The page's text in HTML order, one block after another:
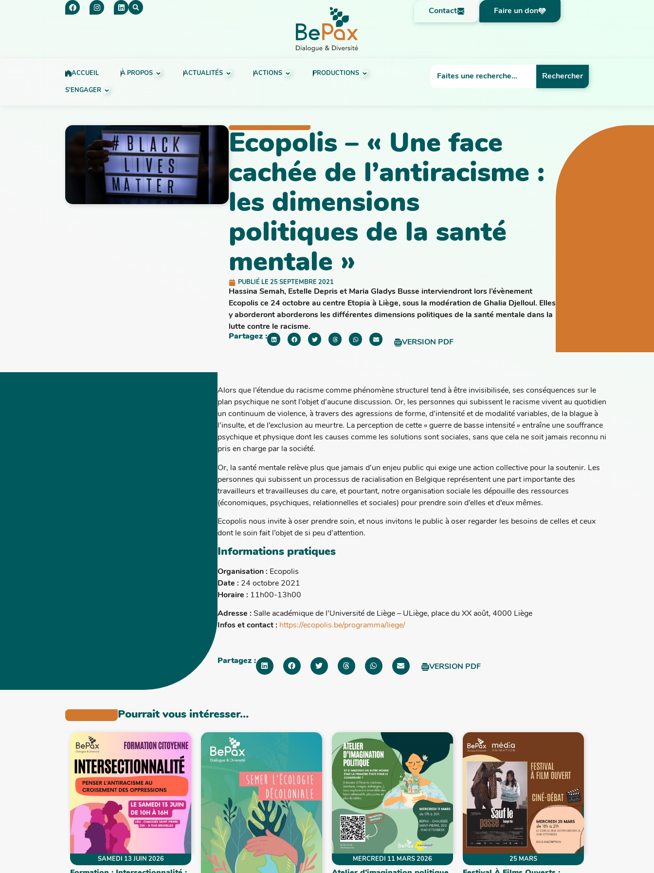
Contact Faire un don
ACCUEIL À PROPOS ACTUALITÉS ACTIONS PRODUCTIONS
S'ENGAGER
Rechercher
Ecopolis – « Une face
cachée de l’antiracisme :
les dimensions
politiques de la santé
mentale »
PUBLIÉ LE 25 SEPTEMBRE 2021
Hassina Semah, Estelle Depris et Maria Gladys Busse interviendront lors l’évènement
Ecopolis ce 24 octobre au centre Etopia à Liège, sous la modération de Ghalia Djelloul. Elles
y aborderont aborderons les différentes dimensions politiques de la santé mentale dans la
lutte contre le racisme.
Partagez :
VERSION PDF
Alors que l’étendue du racisme comme phénomène structurel tend à être invisibilisée, ses conséquences sur le
plan psychique ne sont l’objet d’aucune discussion. Or, les personnes qui subissent le racisme vivent au quotidien
un continuum de violence, à travers des agressions de forme, d’intensité et de modalité variables, de la blague à
l’insulte, et de l’exclusion au meurtre. La perception de cette « guerre de basse intensité » entraîne une souffrance
psychique et physique dont les causes comme les solutions sont sociales, sans que cela ne soit jamais reconnu ni
pris en charge par la société.
Or, la santé mentale relève plus que jamais d’un enjeu public qui exige une action collective pour la soutenir. Les
personnes qui subissent un processus de racialisation en Belgique représentent une part importante des
travailleurs et travailleuses du care, et pourtant, notre organisation sociale les dépouille des ressources
(économiques, psychiques, relationnelles et sociales) pour prendre soin d’elles et d’eux mêmes.
Ecopolis nous invite à oser prendre soin, et nous invitons le public à oser regarder les besoins de celles et ceux
dont le soin fait l’objet de si peu d’attention.
Informations pratiques
Organisation : Ecopolis
Date : 24 octobre 2021
Horaire : 11h00-13h00
Adresse : Salle académique de l’Université de Liège – ULiège, place du XX août, 4000 Liège
Infos et contact : https://ecopolis.be/programma/liege/
Partagez :
VERSION PDF
Pourrait vous intéresser…
SAMEDI 13 JUIN 2026 MERCREDI 11 MARS 2026 25 MARS